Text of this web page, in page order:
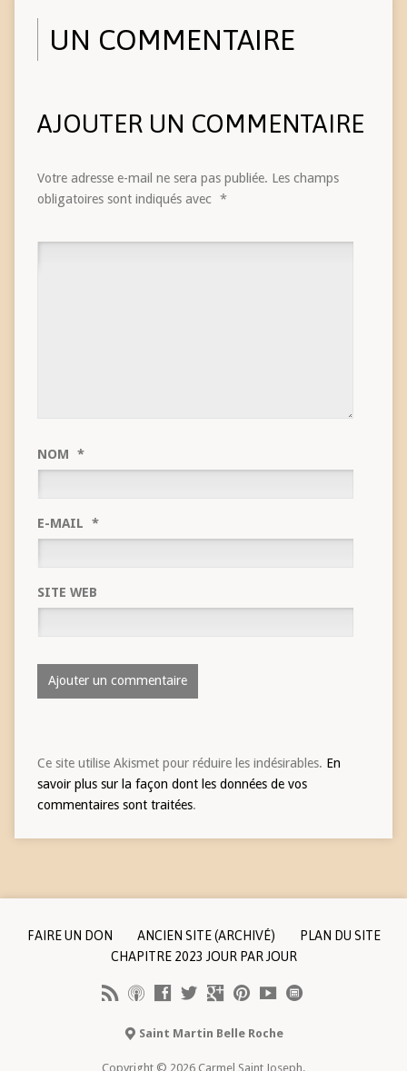
UN COMMENTAIRE
AJOUTER UN COMMENTAIRE
Votre adresse e-mail ne sera pas publiée. Les champs
obligatoires sont indiqués avec *
NOM *
E-MAIL *
SITE WEB
Ce site utilise Akismet pour réduire les indésirables. En
savoir plus sur la façon dont les données de vos
commentaires sont traitées.
FAIRE UN DON ANCIEN SITE (ARCHIVÉ)
PLAN DU SITE
CHAPITRE 2023 JOUR PAR JOUR
Saint Martin Belle Roche
Copyright © 2026 Carmel Saint Joseph.